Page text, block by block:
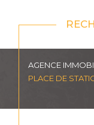
appartements
AGENCE
PLACE DE